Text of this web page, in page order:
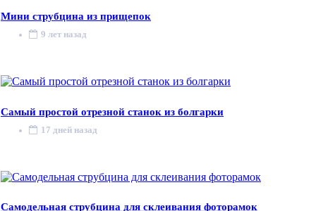
Мини струбцина из прищепок
9 лет назад
Самый простой отрезной станок из болгарки
17 дней назад
Самодельная струбцина для склеивания фоторамок